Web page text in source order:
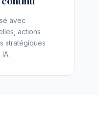
avec
actions
stratégiques